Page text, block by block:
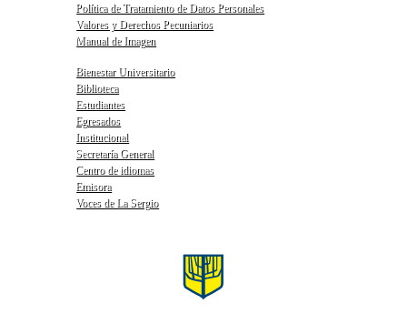
Política de Tratamiento de Datos Personales
Valores y Derechos Pecuniarios
Manual de Imagen
Bienestar Universitario
Biblioteca
Estudiantes
Egresados
Institucional
Secretaría General
Centro de idiomas
Emisora
Voces de La Sergio